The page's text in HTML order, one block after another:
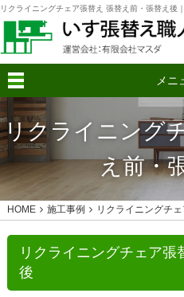
リクライニングチェア張替え 張替え前・張替え後
メニ
リクライニング
え前・
HOME 施工事例 リクライニングチ
リクライニングチェア張
後